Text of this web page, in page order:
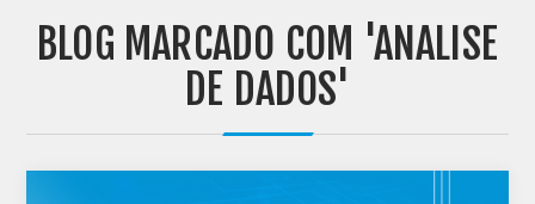
BLOG MARCADO COM 'ANALISE
DE DADOS'